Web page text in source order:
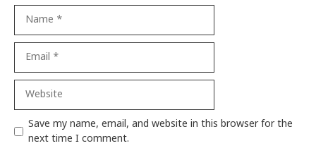
Website
Save my name, email, and website in this browser for the
next time I comment.